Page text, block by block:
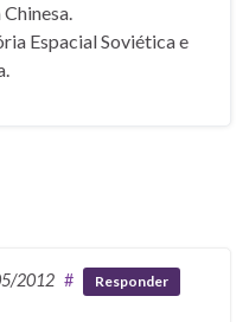
Espacial Soviética e
2012 # Responder